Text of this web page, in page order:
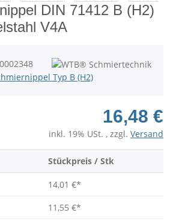
DIN 71412 B (H2)
V4A
Typ B (H2)
16,48 €
inkl. 19% USt. , zzgl. Versand
Stückpreis / Stk
14,01 €*
11,55 €*